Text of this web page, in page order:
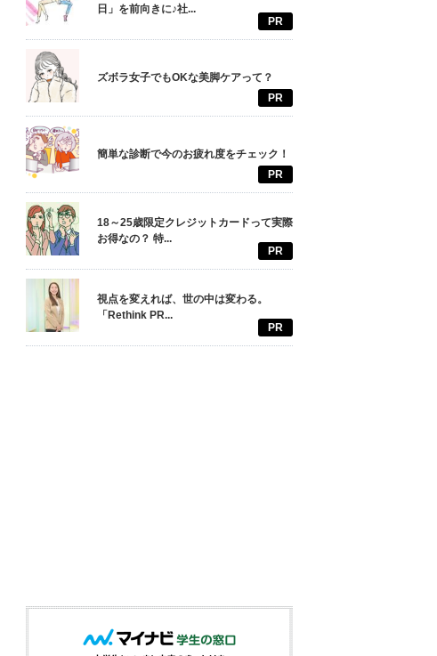
日」を前向きに♪社...
PR
ズボラ女子でもOKな美脚ケアって？
PR
簡単な診断で今のお疲れ度をチェック！
PR
18～25歳限定クレジットカードって実際
お得なの？ 特...
PR
視点を変えれば、世の中は変わる。
「Rethink PR...
PR